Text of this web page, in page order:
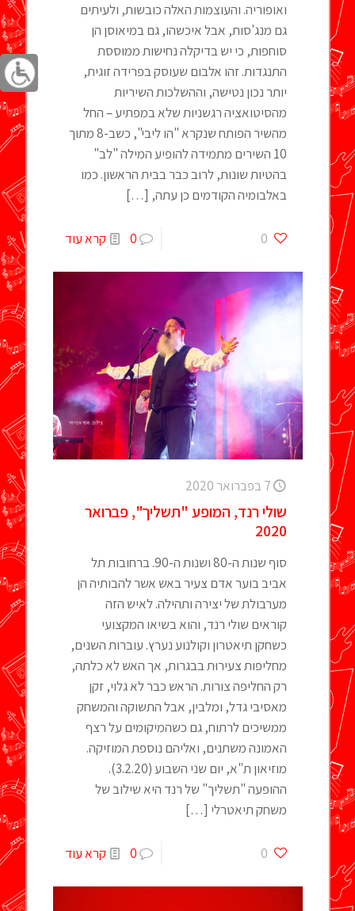
ואופוריה. והעוצמות האלה כובשות, ולעיתים
גם מנג'סות, אבל איכשהו, גם במיאוסן הן
סוחפות, כי יש בדיקלה נחישות ממוססת
התנגדות. זהו אלבום שעוסק בפרידה זוגית,
יותר נכון נטישה, וההשלכות השיריות
מהסיטואציה רגשניות שלא במפתיע – החל
מהשיר הפותח שנקרא "הו ליבי", כשב-8 מתוך
10 השירים מתמידה להופיע המילה "לב"
בהטיות שונות, לרוב כבר בבית הראשון. כמו
באלבומיה הקודמים כן עתה, […]
0
0 קרא עוד
7 בפברואר 2020
שולי רנד, המופע "תשליך", פברואר
2020
סוף שנות ה-80 ושנות ה-90. ברחובות תל
אביב בוער אדם צעיר באש אשר להבותיה הן
מערבולת של יצירה ותהילה. לאיש הזה
קוראים שולי רנד, והוא בשיאו המקצועי
כשחקן תיאטרון וקולנוע נערץ. עוברות השנים,
מחליפות צעירוּת בבגרות, אך האש לא כלתה,
רק החליפה צורות. הראש כבר לא גלוי, זקן
מאסיבי גדל, ומלבין, אבל התשוקה והמשחק
ממשיכים לרתוח, גם כשהמיקומים על רצף
האמונה משתנים, ואליהם נוספת המוזיקה.
מוזיאון ת"א, יום שני השבוע (3.2.20).
ההופעה "תשליך" של רנד היא שילוב של
משחק תיאטרלי […]
0
0 קרא עוד